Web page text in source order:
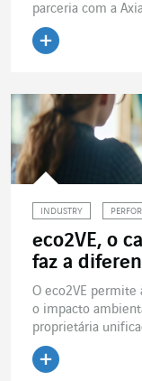
parceria com a
INDUSTRY
eco2VE, o
faz a
O eco2VE permite
o impacto
proprietária